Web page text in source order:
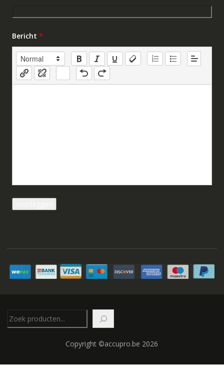
Bericht *
Copyright ©accupro.be 2026